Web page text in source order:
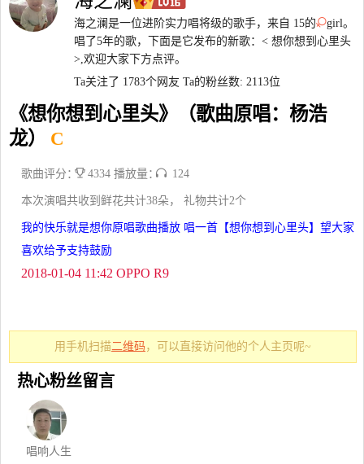
海之澜是一位进阶实力唱将级的歌手，来自 15的
girl。
唱了5年的歌，下面是它发布的新歌：< 想你想到心里头
>,欢迎大家下方点评。
Ta关注了 1783个网友 Ta的粉丝数: 2113位
《想你想到心里头》（歌曲原唱：杨浩
龙）
C
歌曲评分： 4334 播放量： 124
本次演唱共收到鲜花共计38朵， 礼物共计2个
我的快乐就是想你原唱歌曲播放 唱一首【想你想到心里头】望大家
喜欢给予支持鼓励
2018-01-04 11:42 OPPO R9
用手机扫描二维码 ，可以直接访问他的个人主页呢~
热心粉丝留言
唱响人生